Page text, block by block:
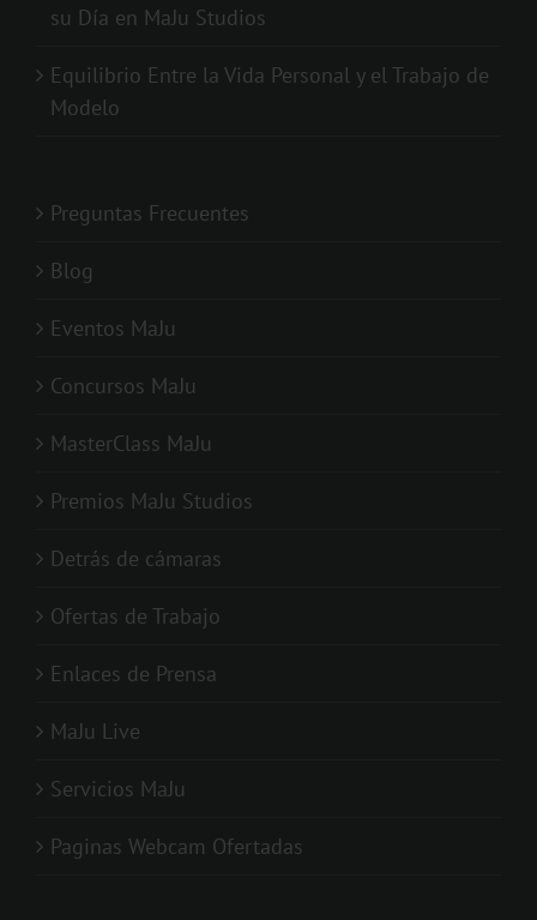
su Día en MaJu Studios
Equilibrio Entre la Vida Personal y el Trabajo de
Modelo
Preguntas Frecuentes
Blog
Eventos MaJu
Concursos MaJu
MasterClass MaJu
Premios MaJu Studios
Detrás de cámaras
Ofertas de Trabajo
Enlaces de Prensa
MaJu Live
Servicios MaJu
Paginas Webcam Ofertadas